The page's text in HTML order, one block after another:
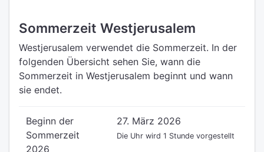
Sommerzeit Westjerusalem
Westjerusalem verwendet die Sommerzeit. In der
folgenden Übersicht sehen Sie, wann die
Sommerzeit in Westjerusalem beginnt und wann
sie endet.
Beginn der
Sommerzeit
2026
27. März 2026
Die Uhr wird 1 Stunde vorgestellt